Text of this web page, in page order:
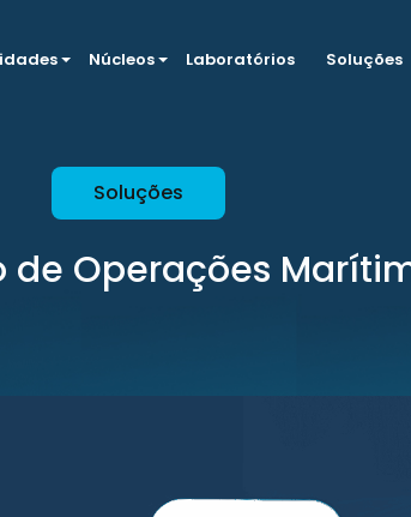
Núcleos Laboratórios Soluções
Soluções
de Operações